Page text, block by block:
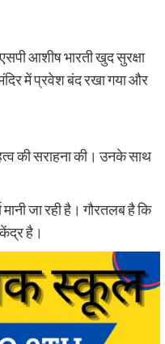
आशीष भारती खुद सुरक्षा
में प्रवेश बंद रखा गया और
की सराहना की। उनके साथ
जा रही है। गौरतलब है कि
है।